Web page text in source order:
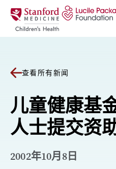
跳至内容
查看所有新闻
儿童健康基
人士提交资
2002年10月8日